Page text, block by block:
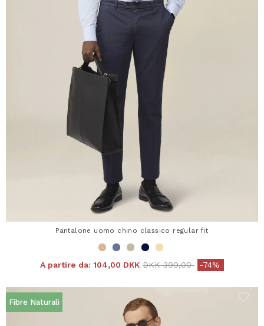
Pantalone uomo chino classico regular fit
A partire da: 104,00 DKK Price reduced from
DKK 399,00to-74%
Fibre Naturali